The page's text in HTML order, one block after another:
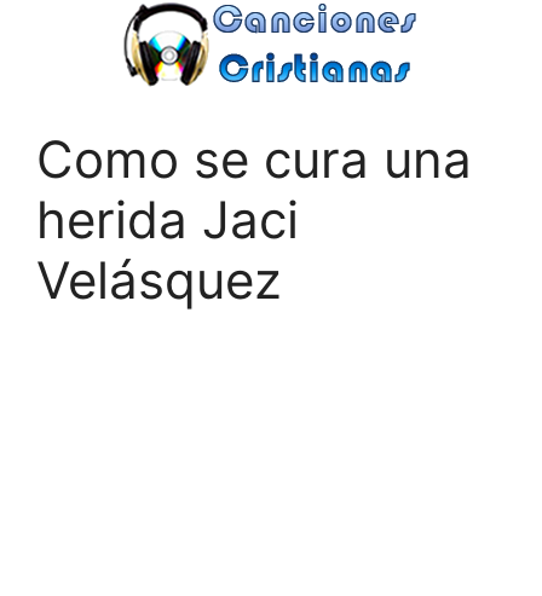
Como se cura una
herida Jaci
Velásquez